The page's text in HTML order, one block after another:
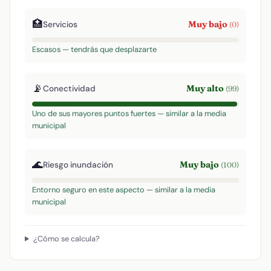
🏥Servicios Muy bajo (0)
Escasos — tendrás que desplazarte
📡Conectividad Muy alto (99)
Uno de sus mayores puntos fuertes — similar a la media
municipal
🌊Riesgo inundación Muy bajo (100)
Entorno seguro en este aspecto — similar a la media
municipal
¿Cómo se calcula?